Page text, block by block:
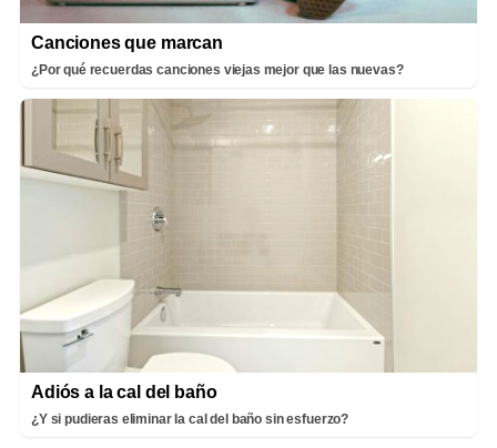
Canciones que marcan
¿Por qué recuerdas canciones viejas mejor que las nuevas?
Adiós a la cal del baño
¿Y si pudieras eliminar la cal del baño sin esfuerzo?